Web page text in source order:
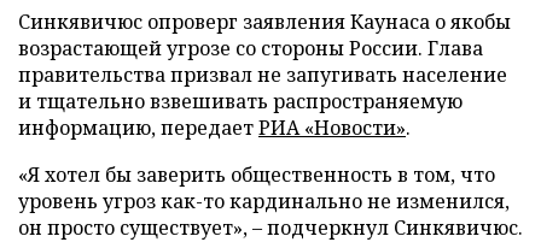
Синкявичюс опроверг заявления Каунаса о якобы
возрастающей угрозе со стороны России. Глава
правительства призвал не запугивать население
и тщательно взвешивать распространяемую
информацию, передаетРИА «Новости».
«Я хотел бы заверить общественность в том, что
уровень угроз как-то кардинально не изменился,
он просто существует», – подчеркнул Синкявичюс.